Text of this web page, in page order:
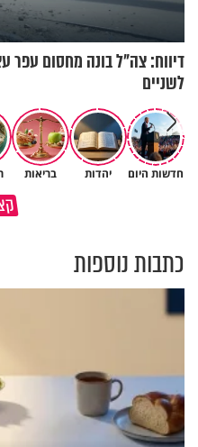
דיווח: צה"ל בונה מחסום
לשניים
חדשות היום יהדות בריאות
כל מה שנשבר יכול להיבנות
כתבות נוספות